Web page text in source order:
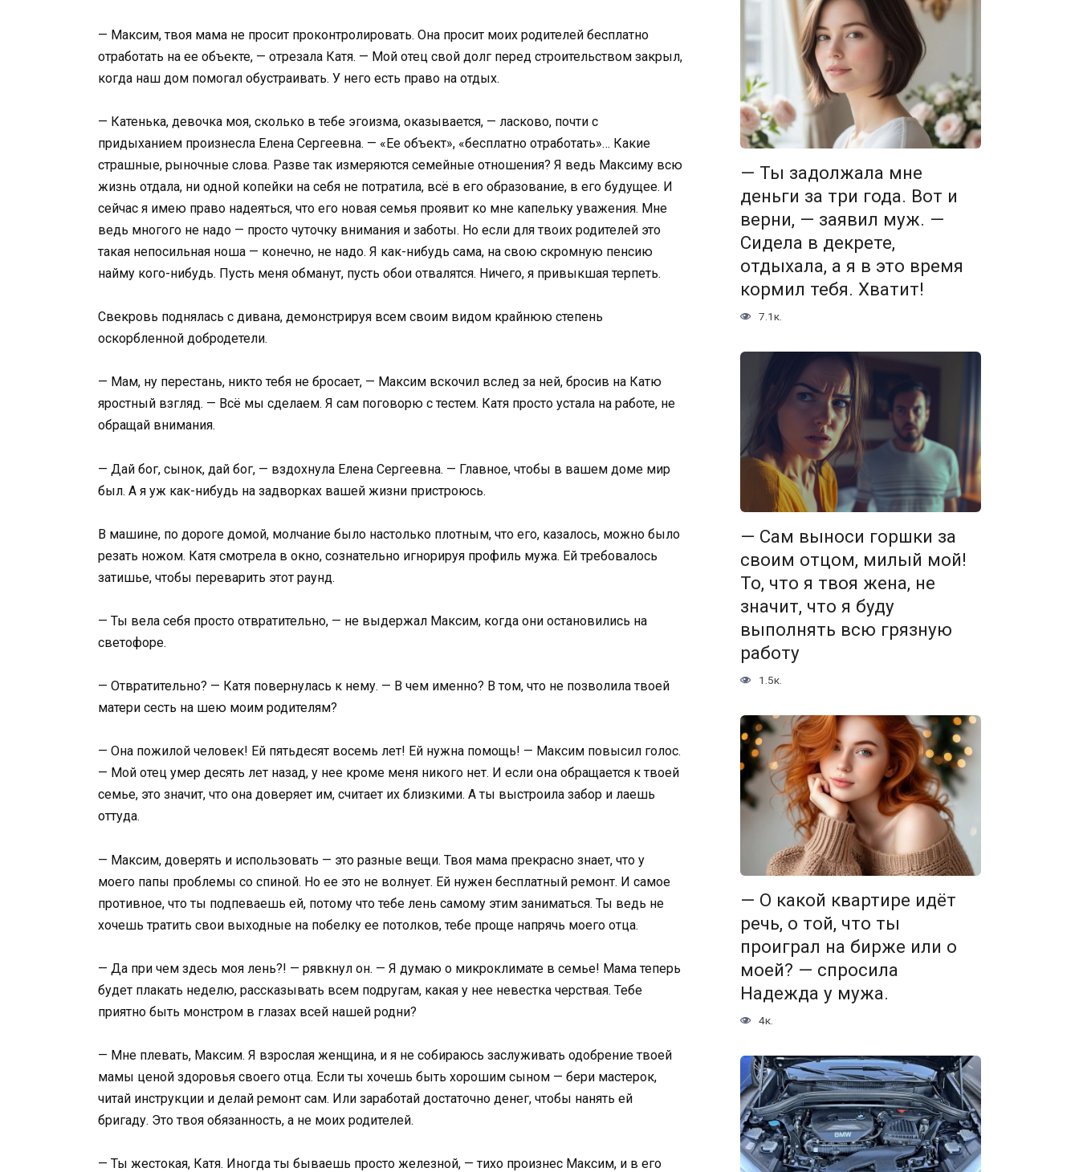
— Максим, твоя мама не просит проконтролировать. Она просит моих родителей бесплатно
отработать на ее объекте, — отрезала Катя. — Мой отец свой долг перед строительством закрыл,
когда наш дом помогал обустраивать. У него есть право на отдых.
— Катенька, девочка моя, сколько в тебе эгоизма, оказывается, — ласково, почти с
придыханием произнесла Елена Сергеевна. — «Ее объект», «бесплатно отработать»… Какие
страшные, рыночные слова. Разве так измеряются семейные отношения? Я ведь Максиму всю
жизнь отдала, ни одной копейки на себя не потратила, всё в его образование, в его будущее. И
сейчас я имею право надеяться, что его новая семья проявит ко мне капельку уважения. Мне
ведь многого не надо — просто чуточку внимания и заботы. Но если для твоих родителей это
такая непосильная ноша — конечно, не надо. Я как-нибудь сама, на свою скромную пенсию
найму кого-нибудь. Пусть меня обманут, пусть обои отвалятся. Ничего, я привыкшая терпеть.
Свекровь поднялась с дивана, демонстрируя всем своим видом крайнюю степень
оскорбленной добродетели.
— Мам, ну перестань, никто тебя не бросает, — Максим вскочил вслед за ней, бросив на Катю
яростный взгляд. — Всё мы сделаем. Я сам поговорю с тестем. Катя просто устала на работе, не
обращай внимания.
— Дай бог, сынок, дай бог, — вздохнула Елена Сергеевна. — Главное, чтобы в вашем доме мир
был. А я уж как-нибудь на задворках вашей жизни пристроюсь.
В машине, по дороге домой, молчание было настолько плотным, что его, казалось, можно было
резать ножом. Катя смотрела в окно, сознательно игнорируя профиль мужа. Ей требовалось
затишье, чтобы переварить этот раунд.
— Ты вела себя просто отвратительно, — не выдержал Максим, когда они остановились на
светофоре.
— Отвратительно? — Катя повернулась к нему. — В чем именно? В том, что не позволила твоей
матери сесть на шею моим родителям?
— Она пожилой человек! Ей пятьдесят восемь лет! Ей нужна помощь! — Максим повысил голос.
— Мой отец умер десять лет назад, у нее кроме меня никого нет. И если она обращается к твоей
семье, это значит, что она доверяет им, считает их близкими. А ты выстроила забор и лаешь
оттуда.
— Максим, доверять и использовать — это разные вещи. Твоя мама прекрасно знает, что у
моего папы проблемы со спиной. Но ее это не волнует. Ей нужен бесплатный ремонт. И самое
противное, что ты подпеваешь ей, потому что тебе лень самому этим заниматься. Ты ведь не
хочешь тратить свои выходные на побелку ее потолков, тебе проще напрячь моего отца.
— Да при чем здесь моя лень?! — рявкнул он. — Я думаю о микроклимате в семье! Мама теперь
будет плакать неделю, рассказывать всем подругам, какая у нее невестка черствая. Тебе
приятно быть монстром в глазах всей нашей родни?
— Мне плевать, Максим. Я взрослая женщина, и я не собираюсь заслуживать одобрение твоей
мамы ценой здоровья своего отца. Если ты хочешь быть хорошим сыном — бери мастерок,
читай инструкции и делай ремонт сам. Или заработай достаточно денег, чтобы нанять ей
бригаду. Это твоя обязанность, а не моих родителей.
— Ты жестокая, Катя. Иногда ты бываешь просто железной, — тихо произнес Максим, и в его
— Ты задолжала мне
деньги за три года. Вот и
верни, — заявил муж. —
Сидела в декрете,
отдыхала, а я в это время
кормил тебя. Хватит!
7.1к.
— Сам выноси горшки за
своим отцом, милый мой!
То, что я твоя жена, не
значит, что я буду
выполнять всю грязную
работу
1.5к.
— О какой квартире идёт
речь, о той, что ты
проиграл на бирже или о
моей? — спросила
Надежда у мужа.
4к.